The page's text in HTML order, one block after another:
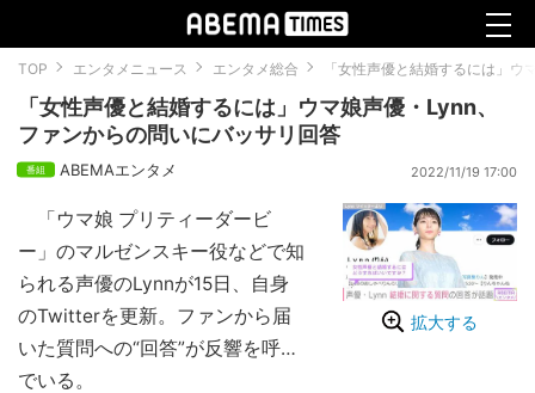
TOP エンタメニュース エンタメ総合 「女性声優と結婚するには」
「女性声優と結婚するには」ウマ娘声優・Lynn、
ファンからの問いにバッサリ回答
ABEMAエンタメ 2022/11/19 17:00
拡大する
「ウマ娘 プリティーダービ
ー」のマルゼンスキー役などで知
られる声優のLynnが15日、自身
のTwitterを更新。ファンから届
いた質問への“回答”が反響を呼ん
でいる。